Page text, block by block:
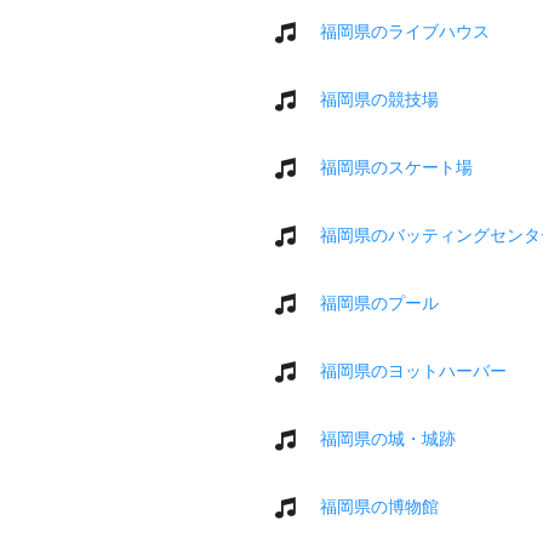
福岡県のライブハウス
福岡県の競技場
福岡県のスケート場
福岡県のバッティングセン
福岡県のプール
福岡県のヨットハーバー
福岡県の城・城跡
福岡県の博物館